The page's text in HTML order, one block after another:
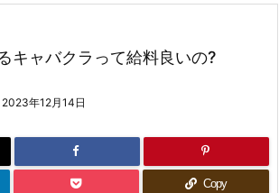
キャバクラって給料良いの?
2023年12月14日
Copy